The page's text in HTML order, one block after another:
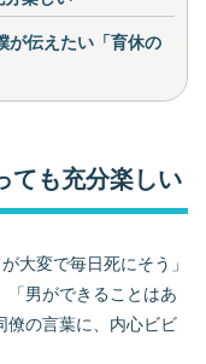
が伝えたい「育休の
ても充分楽しい
大変で毎日死にそう」
「男ができることはあ
僚の言葉に、内心ビビ